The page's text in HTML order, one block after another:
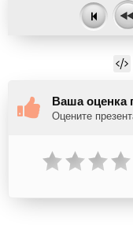
Ваша оценка
Оцените